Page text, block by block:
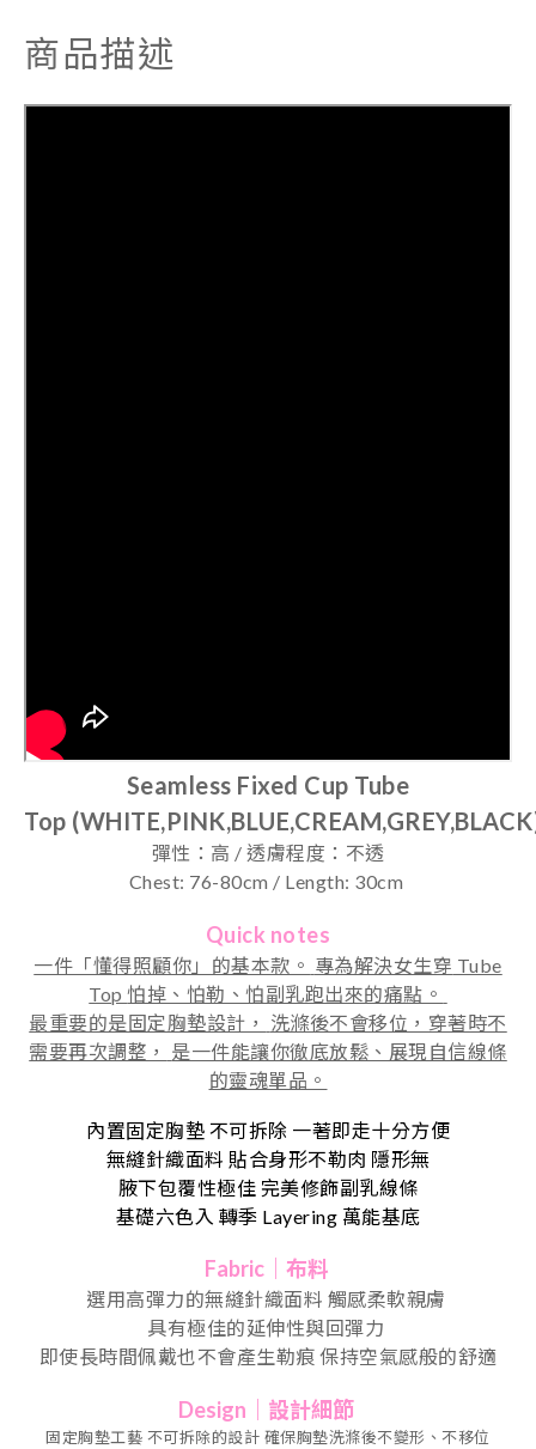
商品描述
Seamless Fixed Cup Tube
Top
彈性：高 / 透膚程度：不透
Chest: 76-80cm / Length: 30cm
Quick notes
一件「懂得照顧你」的基本款。 專為解決女生穿 Tube
Top怕掉、怕勒、怕副乳跑出來的痛點。
最重要的是固定胸墊設計，
洗滌後不會移位，穿著時不
需要再次調整，
是一件能讓你徹底放鬆、展現自信線條
的靈魂單品。
內置固定胸墊 不可拆除 一著即走十分方便
無縫針織面料 貼合身形不勒肉 隱形無
腋下包覆性極佳 完美修飾副乳線條
基礎六色入 轉季 Layering 萬能基底
Fabric｜布料
選用高彈力的無縫針織面料 觸感柔軟親膚
具有極佳的延伸性與回彈力
即使長時間佩戴也不會產生勒痕 保持空氣感般的舒適
Design｜設計細節
固定胸墊工藝 不可拆除的設計 確保胸墊洗滌後不變形、不移位